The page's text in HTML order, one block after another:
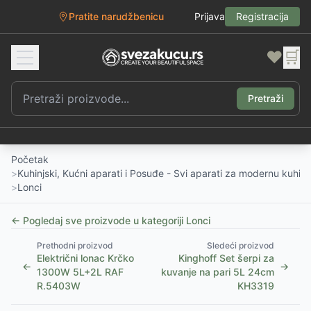
Pratite narudžbenicu Prijava Registracija
❤️ 🛒
Pretraži
Početak
>Kuhinjski, Kućni aparati i Posuđe - Svi aparati za modernu
>Lonci
← Pogledaj sve proizvode u kategoriji Lonci
←
Prethodni proizvod
Električni lonac Krčko
1300W 5L+2L RAF
R.5403W
Sledeći proizvod
Kinghoff Set šerpi za
kuvanje na pari 5L 24cm
KH3319
→